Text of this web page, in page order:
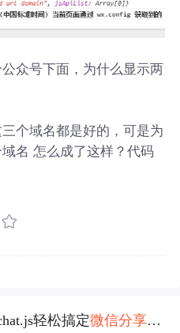
众号下面，为什么显示两
个域名都是好的，可是为
名 怎么成了这样？代码
轻松搞定微信分享功能